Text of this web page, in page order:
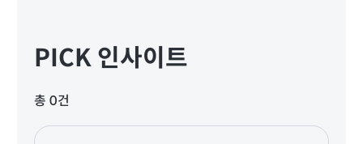
PICK 인사이트
총 0건